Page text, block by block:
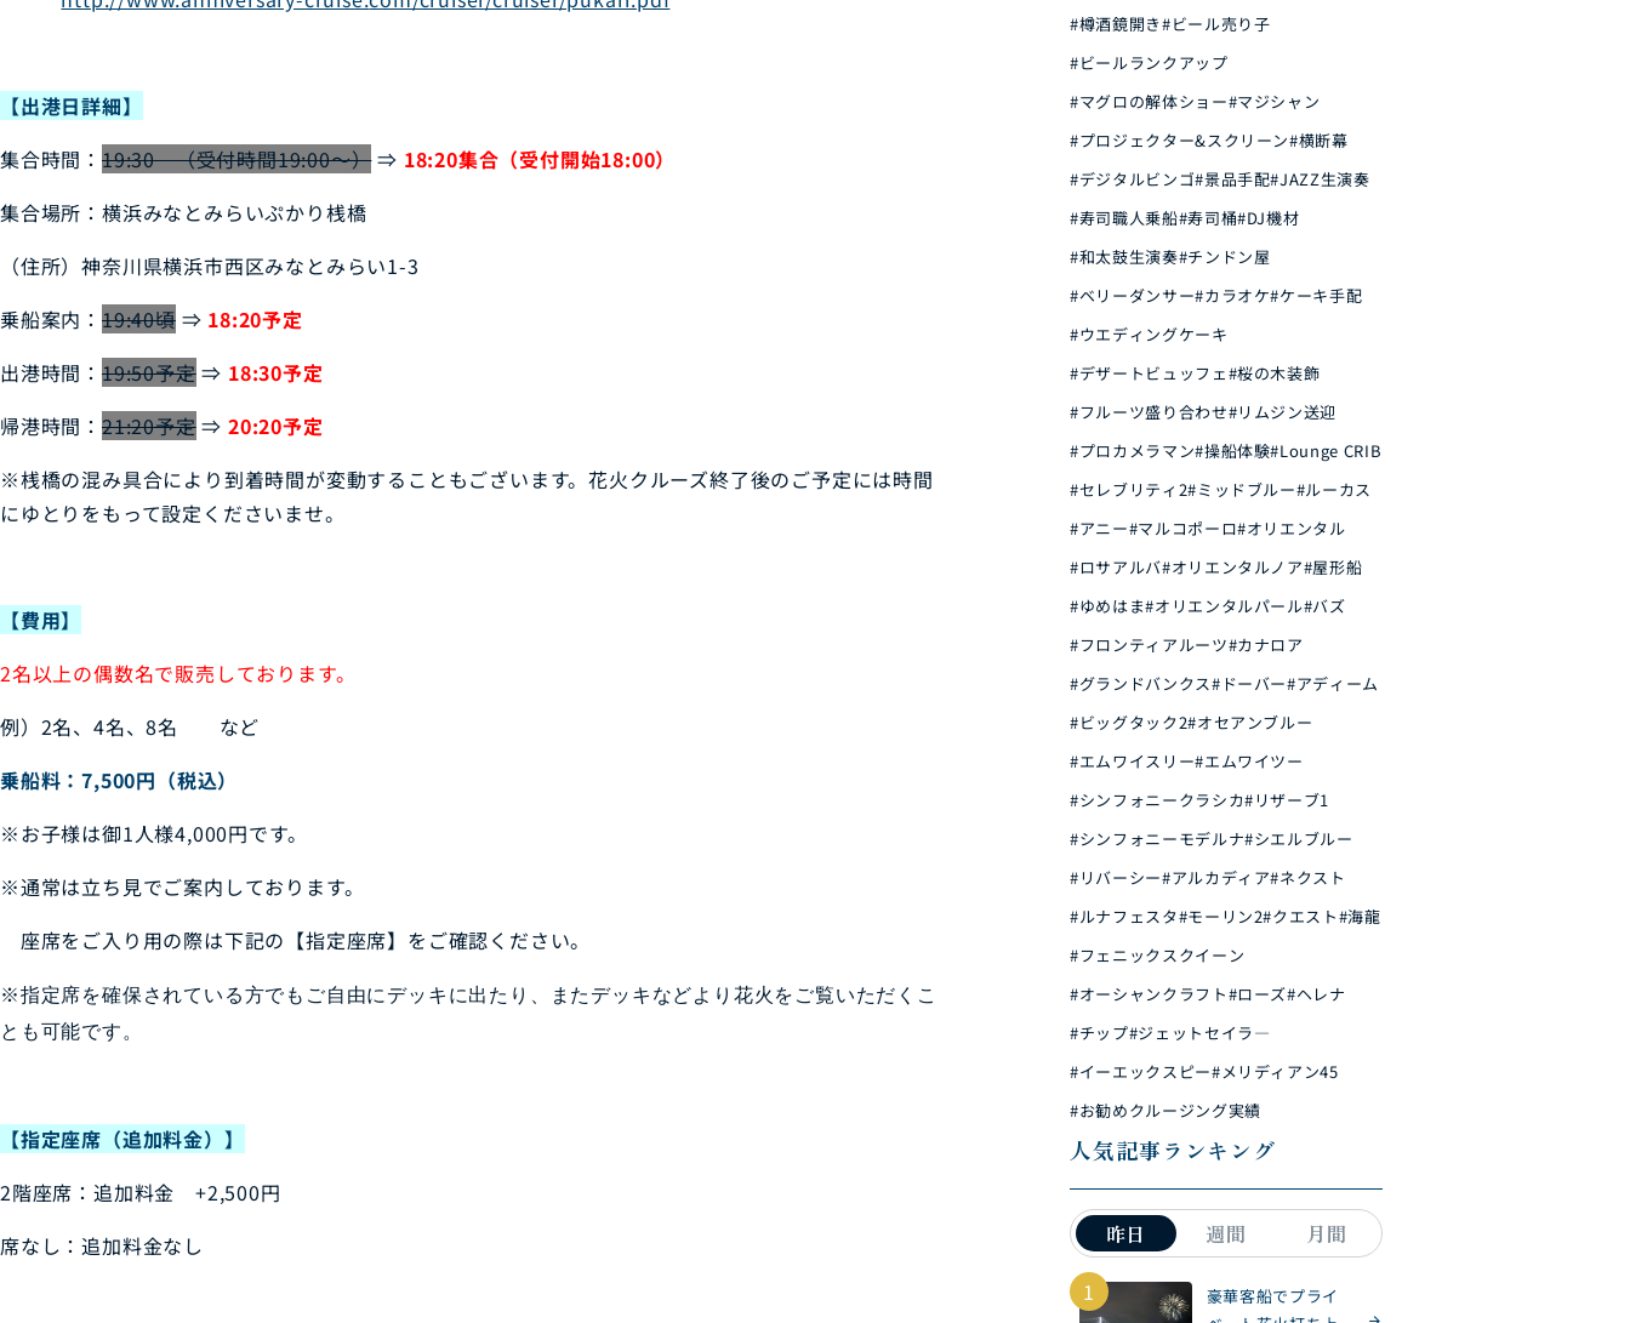
【出港日詳細】
集合時間： 19:30 （受付時間19:00～）⇒ 18:20集合（受付開始18:00）
集合場所：横浜みなとみらいぷかり桟橋
（住所）神奈川県横浜市西区みなとみらい1-3
乗船案内： 19:40頃⇒ 18:20予定
出港時間： 19:50予定⇒ 18:30予定
帰港時間： 21:20予定⇒20:20予定
※桟橋の混み具合により到着時間が変動することもございます。花火クルーズ終了後のご予定には時間
にゆとりをもって設定くださいませ。
【費用】
2名以上の偶数名で販売しております。
例）2名、4名、8名 など
乗船料：7,500円（税込）
※お子様は御1人様4,000円です。
※通常は立ち見でご案内しております。
座席をご入り用の際は下記の【指定座席】をご確認ください。
※指定席を確保されている方でもご自由にデッキに出たり、
またデッキなどより花火をご覧いただくこ
とも可能です。
【指定座席（追加料金）】
2階座席：追加料金 +2,500円
席なし：追加料金なし
ン
#樽酒鏡開き#ビール売り子
#ビールランクアップ
#マグロの解体ショー#マジシャン
#プロジェクター&スクリーン#横断幕
#デジタルビンゴ#景品手配#JAZZ生演奏
#寿司職人乗船#寿司桶#DJ機材
#和太鼓生演奏#チンドン屋
#ベリーダンサー#カラオケ#ケーキ手配
#ウエディングケーキ
#デザートビュッフェ#桜の木装飾
#フルーツ盛り合わせ#リムジン送迎
#プロカメラマン#操船体験#Lounge CRIB
#セレブリティ2#ミッドブルー#ルーカス
#アニー#マルコポーロ#オリエンタル
#ロサアルバ#オリエンタルノア#屋形船
#ゆめはま#オリエンタルパール#バズ
#フロンティアルーツ#カナロア
#グランドバンクス#ドーバー#アディーム
#ビッグタック2#オセアンブルー
#エムワイスリー#エムワイツー
#シンフォニークラシカ#リザーブ1
#シンフォニーモデルナ#シエルブルー
#リバーシー#アルカディア#ネクスト
#ルナフェスタ#モーリン2#クエスト#海龍
#フェニックスクイーン
#オーシャンクラフト#ローズ#ヘレナ
#チップ#ジェットセイラ―
#イーエックスピー#メリディアン45
#お勧めクルージング実績
人気記事ランキング
昨日 週間
月間
1
豪華客船でプライ